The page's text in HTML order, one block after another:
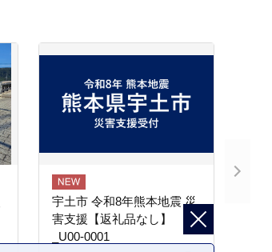
宇土市 令和8年熊本地震 災
害支援【返礼品なし】
_U00-0001